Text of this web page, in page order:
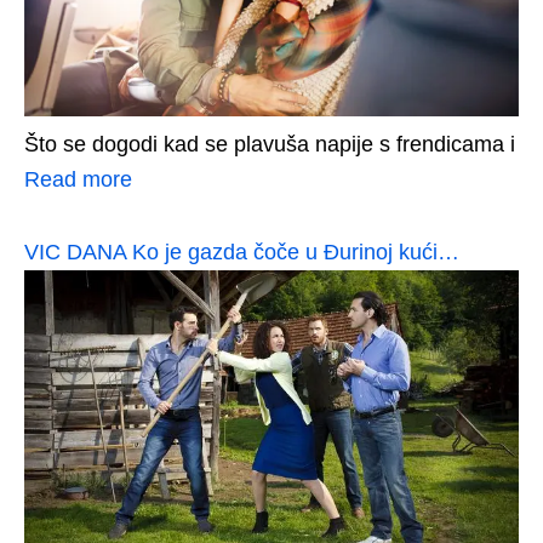
Što se dogodi kad se plavuša napije s frendicama i
Read more
VIC DANA Ko je gazda čoče u Đurinoj kući…